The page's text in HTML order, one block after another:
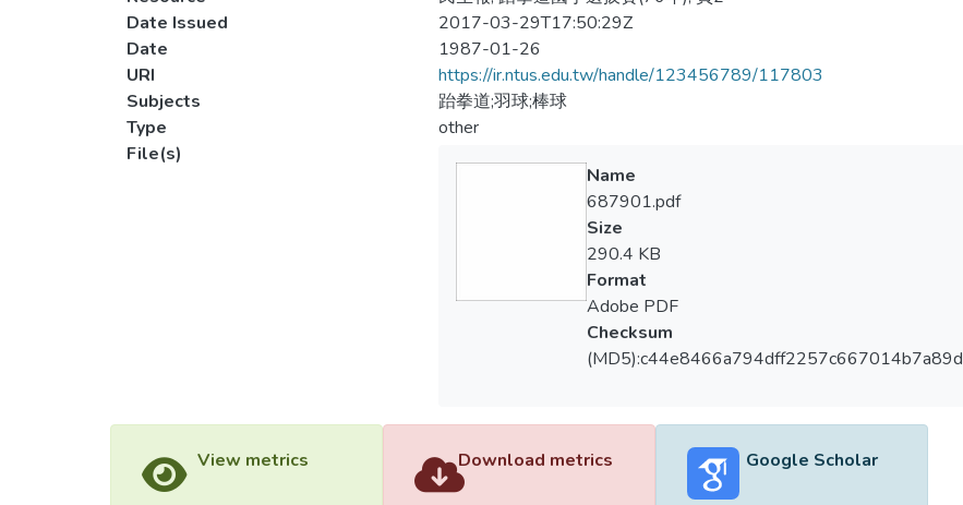
Date Issued
2017-03-29T17:50:29Z
Date
1987-01-26
URI
https://ir.ntus.edu.tw/handle/123456789/117803
Subjects
跆拳道;羽球;棒球
Type
other
File(s)
Name
687901.pdf
Size
290.4 KB
Format
Adobe PDF
Checksum
(MD5):c44e8466a794dff2257c667014b7a89d
View metrics Download metrics Google Scholar